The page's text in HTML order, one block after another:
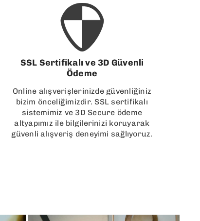
SSL Sertifikalı ve 3D Güvenli
Ödeme
Online alışverişlerinizde güvenliğiniz
bizim önceliğimizdir. SSL sertifikalı
sistemimiz ve 3D Secure ödeme
altyapımız ile bilgilerinizi koruyarak
güvenli alışveriş deneyimi sağlıyoruz.